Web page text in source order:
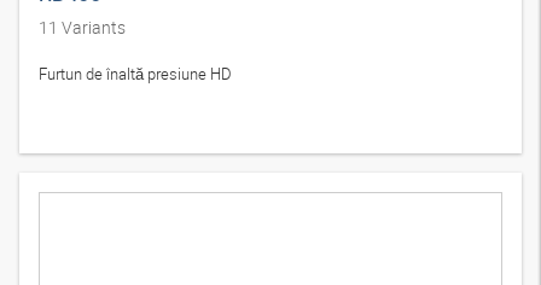
11 Variants
Furtun de înaltă presiune HD